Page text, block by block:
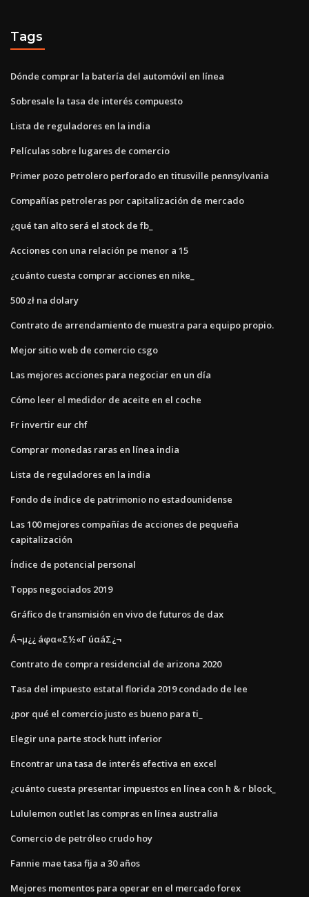
Tags
Dónde comprar la batería del automóvil en línea
Sobresale la tasa de interés compuesto
Lista de reguladores en la india
Películas sobre lugares de comercio
Primer pozo petrolero perforado en titusville pennsylvania
Compañías petroleras por capitalización de mercado
¿qué tan alto será el stock de fb_
Acciones con una relación pe menor a 15
¿cuánto cuesta comprar acciones en nike_
500 zł na dolary
Contrato de arrendamiento de muestra para equipo propio.
Mejor sitio web de comercio csgo
Las mejores acciones para negociar en un día
Cómo leer el medidor de aceite en el coche
Fr invertir eur chf
Comprar monedas raras en línea india
Lista de reguladores en la india
Fondo de índice de patrimonio no estadounidense
Las 100 mejores compañías de acciones de pequeña
capitalización
Índice de potencial personal
Topps negociados 2019
Gráfico de transmisión en vivo de futuros de dax
Á¬µ¿¿ áφα«Σ½«Γ úαáΣ¿¬
Contrato de compra residencial de arizona 2020
Tasa del impuesto estatal florida 2019 condado de lee
¿por qué el comercio justo es bueno para ti_
Elegir una parte stock hutt inferior
Encontrar una tasa de interés efectiva en excel
¿cuánto cuesta presentar impuestos en línea con h & r block_
Lululemon outlet las compras en línea australia
Comercio de petróleo crudo hoy
Fannie mae tasa fija a 30 años
Mejores momentos para operar en el mercado forex